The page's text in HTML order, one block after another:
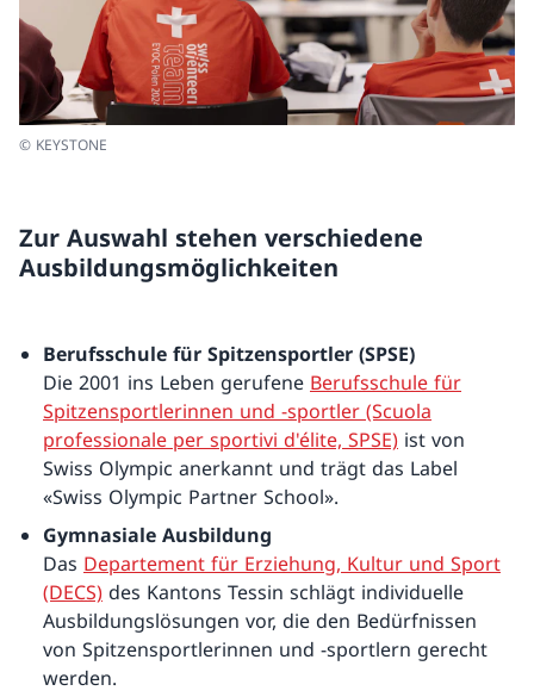
© KEYSTONE
Zur Auswahl stehen verschiedene
Ausbildungsmöglichkeiten
Berufsschule für Spitzensportler (SPSE)
Die 2001 ins Leben gerufene Berufsschule für
Spitzensportlerinnen und -sportler (Scuola
professionale per sportivi d'élite, SPSE) ist von
Swiss Olympic anerkannt und trägt das Label
«Swiss Olympic Partner School».
Gymnasiale Ausbildung
Das Departement für Erziehung, Kultur und Sport
(DECS) des Kantons Tessin schlägt individuelle
Ausbildungslösungen vor, die den Bedürfnissen
von Spitzensportlerinnen und ‑sportlern gerecht
werden.